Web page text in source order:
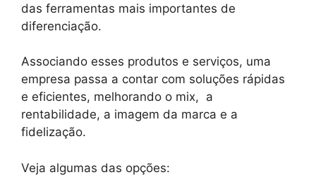
das ferramentas mais importantes de
diferenciação.
Associando esses produtos e serviços, uma
empresa passa a contar com soluções rápidas
e eficientes, melhorando o mix, a
rentabilidade, a imagem da marca e a
fidelização.
Veja algumas das opções: